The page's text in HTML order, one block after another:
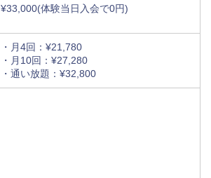
¥33,000(体験当日入会で0円)
・月4回：¥21,780
・月10回：¥27,280
・通い放題：¥32,800